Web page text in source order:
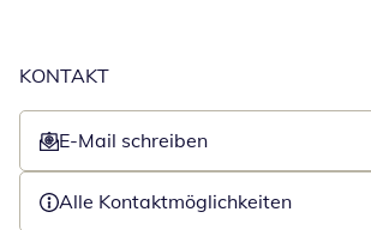
KONTAKT
E-Mail schreiben
Öffnet E-Mail-Client
Alle Kontaktmöglichkeiten